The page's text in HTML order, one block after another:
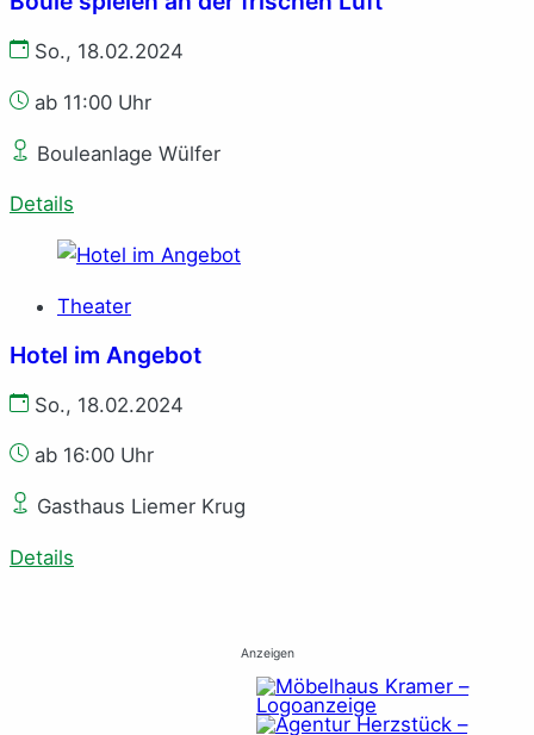
So., 18.02.2024
ab 11:00 Uhr
Bouleanlage Wülfer
Details
Theater
Hotel im Angebot
So., 18.02.2024
ab 16:00 Uhr
Gasthaus Liemer Krug
Details
Anzeigen